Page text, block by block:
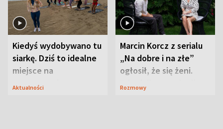
Kiedyś wydobywano tu
siarkę. Dziś to idealne
miejsce na
wypoczynek
Aktualności
Marcin Korcz z serialu
„Na dobre i na złe”
ogłosił, że się żeni.
Zdradził, co zmienił
Rozmowy